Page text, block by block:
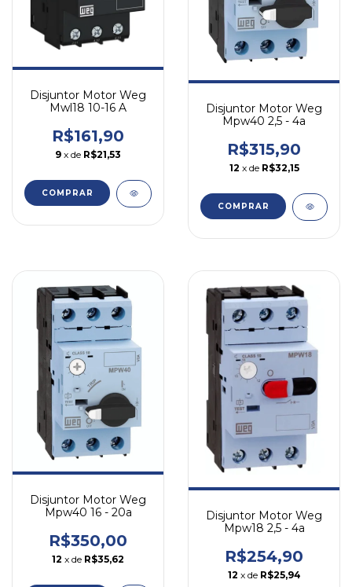
Disjuntor Motor Weg
Mwl18 10-16 A
R$161,90
9 x de R$21,53
COMPRAR
Disjuntor Motor Weg
Mpw40 2,5 - 4a
R$315,90
12 x de R$32,15
COMPRAR
Disjuntor Motor Weg
Mpw40 16 - 20a
R$350,00
12 x de R$35,62
Disjuntor Motor Weg
Mpw18 2,5 - 4a
R$254,90
12 x de R$25,94